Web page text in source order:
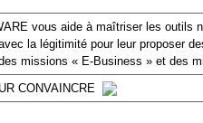
vous aide à maîtriser les outils
la légitimité pour leur proposer
missions « E-Business » et
CONVAINCRE